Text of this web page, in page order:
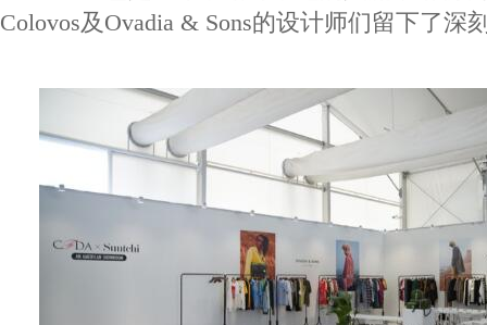
Colovos及Ovadia & Sons的设计师们留下了深